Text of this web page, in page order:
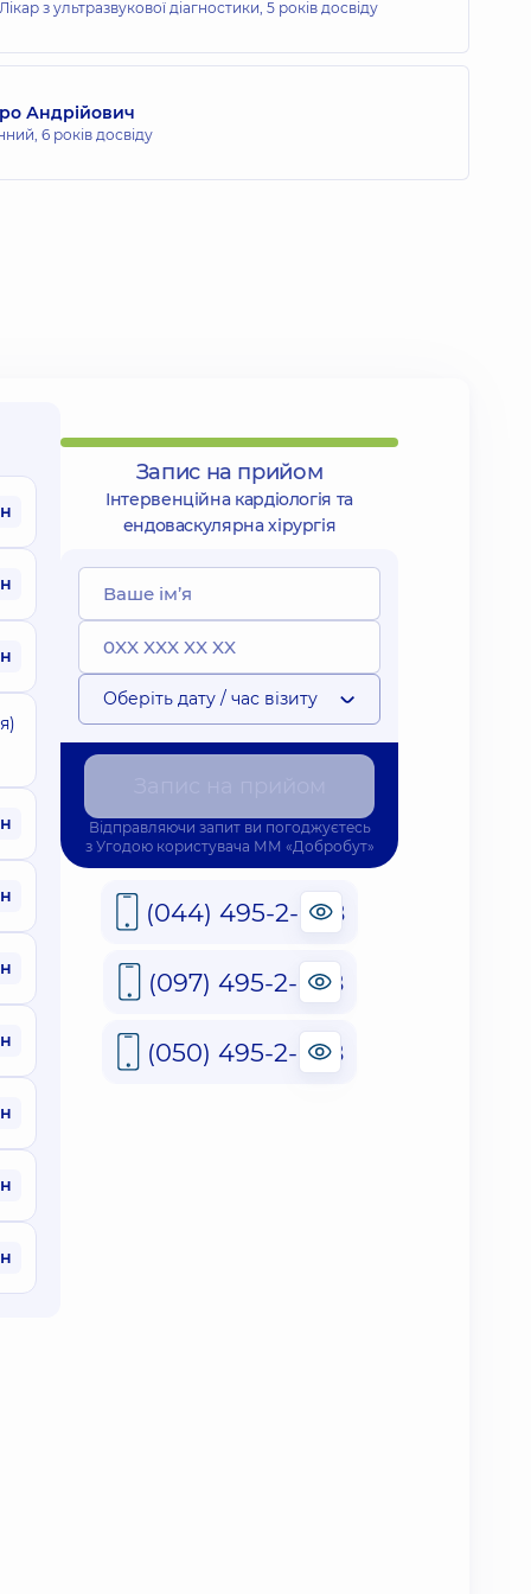
з ультразвукової діагностики, 5 років досвіду
Андрійович
6 років досвіду
Запис на прийом
Інтервенційна кардіологія та
ендоваскулярна хірургія
Оберіть дату / час візиту
Відправляючи запит ви погоджуєтесь
з Угодою користувача ММ «Добробут»
(044) 495-2-888
(097) 495-2-888
(050) 495-2-888